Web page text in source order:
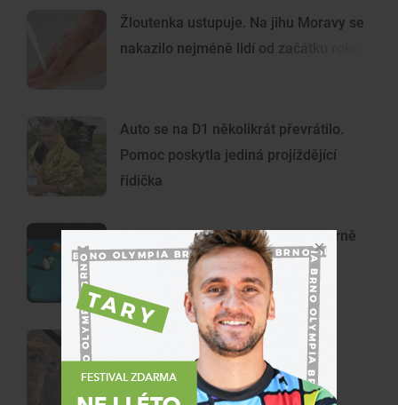
Žloutenka ustupuje. Na jihu Moravy se
nakazilo nejméně lidí od začátku roku
Auto se na D1 několikrát převrátilo.
Pomoc poskytla jediná projíždějící
řidička
Kulečník v Brně se zvrtl. Host v herně
hajloval a napadl obsluhu
Rázná Laura i pamětnice Lili. V
lamacentru na Hádech se loučí se
dvěma zvířaty